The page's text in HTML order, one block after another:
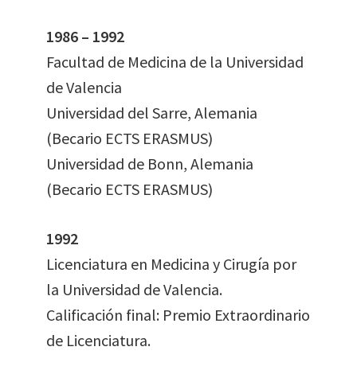
1986 – 1992
Facultad de Medicina de la Universidad
de Valencia
Universidad del Sarre, Alemania
(Becario ECTS ERASMUS)
Universidad de Bonn, Alemania
(Becario ECTS ERASMUS)
1992
Licenciatura en Medicina y Cirugía por
la Universidad de Valencia.
Calificación final: Premio Extraordinario
de Licenciatura.